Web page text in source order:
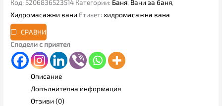
Код: 5206836523514 Категории: Баня, Вани за баня,
Хидромасажни вани Етикет:хидромасажна вана
СРАВНИ
Сподели с приятел
Описание
Допълнителна информация
Отзиви (0)